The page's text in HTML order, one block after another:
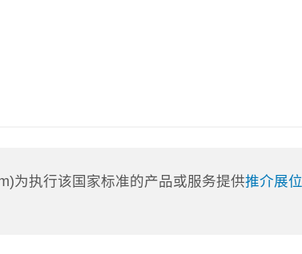
为执行该国家标准的产品或服务提供推介展位